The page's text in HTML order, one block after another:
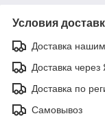
Условия
Доставка
Доставка
Доставка по
Самовывоз